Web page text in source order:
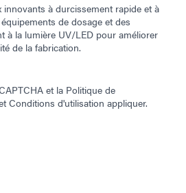
innovants à durcissement rapide et à
de dosage et des
à la lumière UV/LED pour améliorer
de la fabrication.
et la Politique de
Conditions d'utilisation appliquer.